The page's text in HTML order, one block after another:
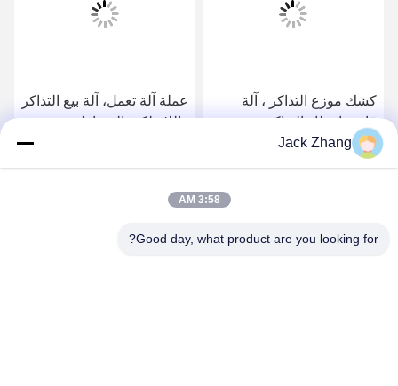
كشك موزع التذاكر ، آلة
قائمة انتظار التذاكر مع
شاشة تعمل باللمس أندرويد
احصل على افضل سعر
عملة آلة تعمل، آلة بيع التذاكر
واللاسلكية المغناطيسي
احصل على افضل سعر
Jack Zhang
3:58 AM
Good day, what product are you looking for?